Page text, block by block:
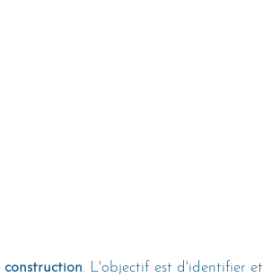
construction. L'objectif est d'identifier et